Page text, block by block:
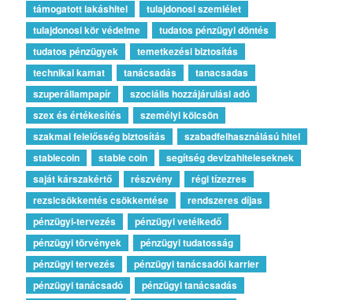
támogatott lakáshitel
tulajdonosi szemlélet
tulajdonosi kör védelme
tudatos pénzügyi döntés
tudatos pénzügyek
temetkezési biztosítás
technikai kamat
tanácsadás
tanacsadas
szuperállampapír
szociális hozzájárulási adó
szex és értékesítés
személyi kölcsön
szakmai felelősség biztosítás
szabadfelhasználású hitel
stablecoin
stable coin
segítség devizahiteleseknek
saját kárszakértő
részvény
régi tízezres
rezsicsökkentés csökkentése
rendszeres díjas
pénzügyi-tervezés
pénzügyi vetélkedő
pénzügyi törvények
pénzügyi tudatosság
pénzügyi tervezés
pénzügyi tanácsadói karrier
pénzügyi tanácsadó
pénzügyi tanácsadás